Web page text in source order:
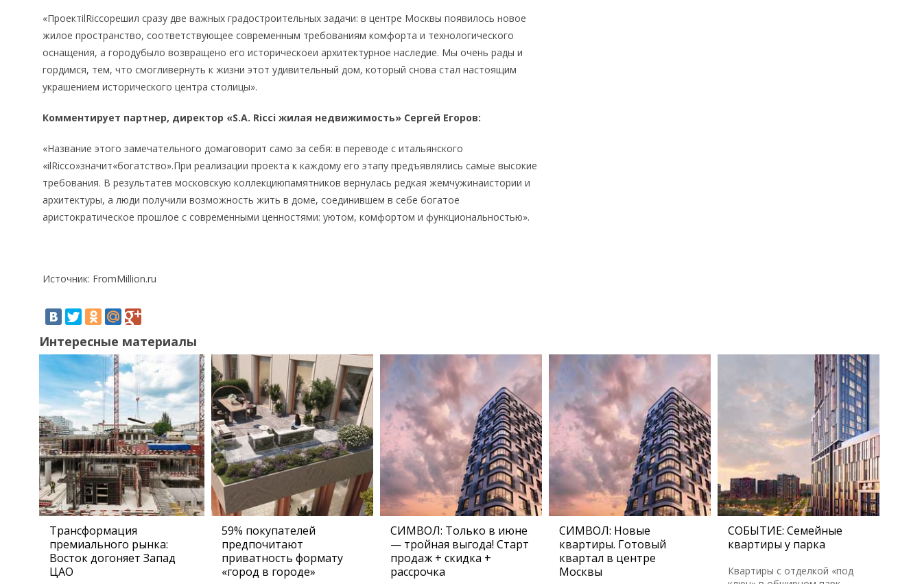
«ПроектilRiccoрешил сразу две важных градостроительных задачи: в центре Москвы появилось новое
жилое пространство, соответствующее современным требованиям комфорта и технологического
оснащения, а городубыло возвращено его историческоеи архитектурное наследие. Мы очень рады и
гордимся, тем, что смогливернуть к жизни этот удивительный дом, который снова стал настоящим
украшением исторического центра столицы».
Комментирует партнер, директор «S.A. Ricci жилая недвижимость» Сергей Егоров:
«Название этого замечательного домаговорит само за себя: в переводе с итальянского
«ilRicco»значит«богатство».При реализации проекта к каждому его этапу предъявлялись самые высокие
требования. В результатев московскую коллекциюпамятников вернулась редкая жемчужинаистории и
архитектуры, а люди получили возможность жить в доме, соединившем в себе богатое
аристократическое прошлое с современными ценностями: уютом, комфортом и функциональностью».
Источник: FromMillion.ru
Интересные материалы
Трансформация
премиального рынка:
Восток догоняет Запад
ЦАО
59% покупателей
предпочитают
приватность формату
«город в городе»
СИМВОЛ: Только в июне
— тройная выгода! Старт
продаж + скидка +
рассрочка
СИМВОЛ: Новые
квартиры. Готовый
квартал в центре
Москвы
СОБЫТИЕ: Семейные
квартиры у парка
Квартиры с отделкой «под